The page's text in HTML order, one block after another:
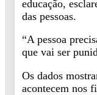
educação,
das pessoas.
“A pessoa
que vai ser
Os dados
acontecem nos